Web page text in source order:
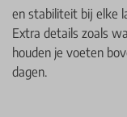
en stabiliteit bij elke
Extra details zoals
houden je voeten
dagen.